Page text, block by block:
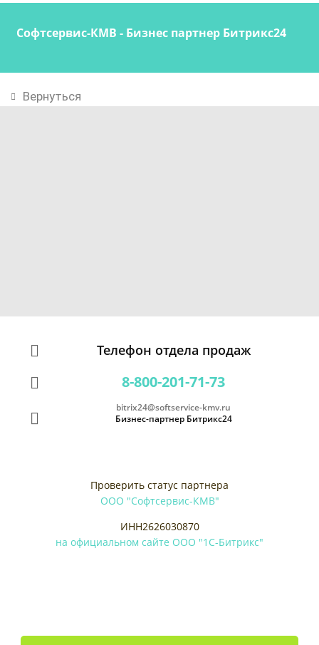
Софтсервис-КМВ - Бизнес партнер Битрикс24
Вернуться
Телефон отдела продаж
8-800-201-71-73
bitrix24@softservice-kmv.ru
Бизнес-партнер Битрикс24
Проверить статус партнера
ООО "Софтсервис-КМВ"
ИНН2626030870
на официальном сайте ООО "1С-Битрикс"